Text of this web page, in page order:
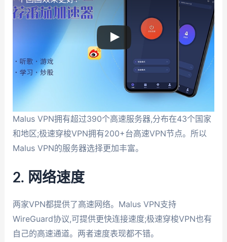
Malus VPN拥有超过390个高速服务器,分布在43个国家
和地区;极速穿梭VPN拥有200+台高速VPN节点。所以
Malus VPN的服务器选择更加丰富。
2. 网络速度
两家VPN都提供了高速网络。Malus VPN支持
WireGuard协议,可提供更快连接速度;极速穿梭VPN也有
自己的高速通道。两者速度表现都不错。